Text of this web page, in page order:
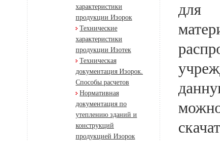
характеристики
продукции Изорок
Технические
характеристики
продукции Изотек
Техническая
документация Изорок.
Способы расчетов
Нормативная
документация по
утеплению зданий и
конструкций
продукцией Изорок
для